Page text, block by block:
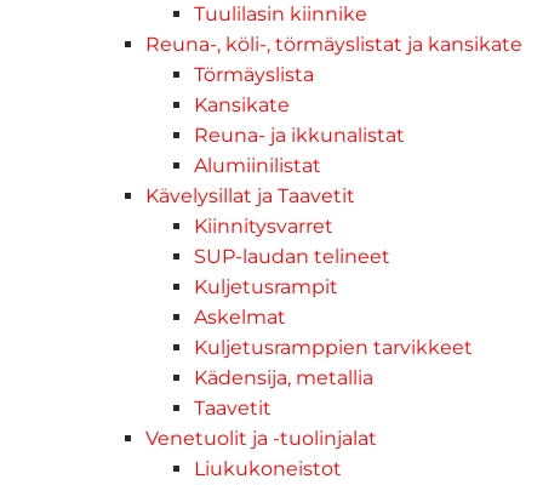
Tuulilasin kiinnike
Reuna-, köli-, törmäyslistat ja kansikate
Törmäyslista
Kansikate
Reuna- ja ikkunalistat
Alumiinilistat
Kävelysillat ja Taavetit
Kiinnitysvarret
SUP-laudan telineet
Kuljetusrampit
Askelmat
Kuljetusramppien tarvikkeet
Kädensija, metallia
Taavetit
Venetuolit ja -tuolinjalat
Liukukoneistot